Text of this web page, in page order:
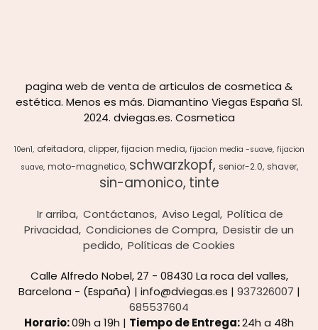
pagina web de venta de articulos de cosmetica &
estética. Menos es más. Diamantino Viegas España Sl.
2024. dviegas.es. Cosmetica
10en1 afeitadora clipper fijacion media fijacion media -suave fijacion
suave moto-magnetico schwarzkopf senior-2.0 shaver
sin-amonico tinte
Ir arriba Contáctanos Aviso Legal Política de
Privacidad Condiciones de Compra Desistir de un
pedido Políticas de Cookies
Calle Alfredo Nobel, 27 - 08430 La roca del valles,
Barcelona - (España) | info@dviegas.es | 937326007 |
685537604
Horario:09h a 19h | Tiempo de Entrega:24h a 48h